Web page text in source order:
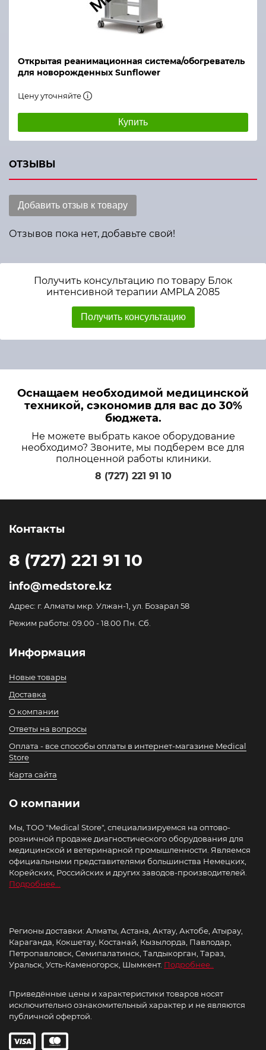
Открытая реанимационная система/обогреватель
для новорожденных Sunflower
Цену уточняйте
Купить
ОТЗЫВЫ
Добавить отзыв к товару
Отзывов пока нет, добавьте свой!
Получить консультацию по товару Блок
интенсивной терапии AMPLA 2085
Получить консультацию
Оснащаем необходимой медицинской
техникой, сэкономив для вас до 30%
бюджета.
Не можете выбрать какое оборудование
необходимо? Звоните, мы подберем все для
полноценной работы клиники.
8 (727) 221 91 10
Контакты
8 (727) 221 91 10
info@medstore.kz
Адрес: г. Алматы мкр. Улжан-1, ул. Бозарал 58
Режим работы: 09.00 - 18.00 Пн. Сб.
Информация
Новые товары
Доставка
О компании
Ответы на вопросы
Оплата - все способы оплаты в интернет-магазине Medical
Store
Карта сайта
О компании
Мы, ТОО "Medical Store", специализируемся на оптово-
розничной продаже диагностического оборудования для
медицинской и ветеринарной промышленности. Являемся
официальными представителями большинства Немецких,
Корейских, Российских и других заводов-производителей.
Подробнее...
Регионы доставки: Алматы, Астана, Актау, Актобе, Атырау,
Караганда, Кокшетау, Костанай, Кызылорда, Павлодар,
Петропавловск, Семипалатинск, Талдыкорган, Тараз,
Уральск, Усть-Каменогорск, Шымкент. Подробнее..
Приведённые цены и характеристики товаров носят
исключительно ознакомительный характер и не являются
публичной офертой.